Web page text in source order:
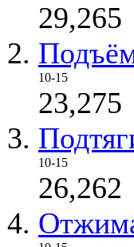
29,265
10-15
23,275
10-15
26,262